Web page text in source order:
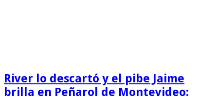
River lo descartó y el pibe Jaime
brilla en Peñarol de Montevideo: